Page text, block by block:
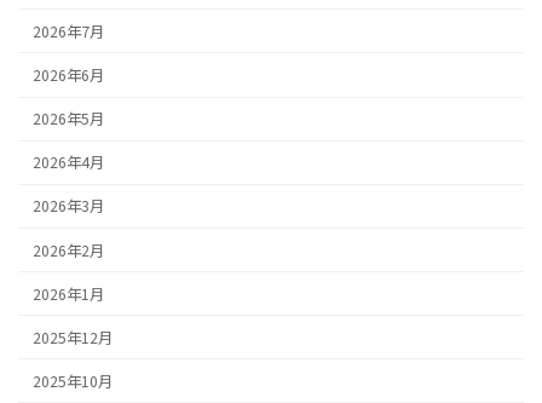
2026年7月
2026年6月
2026年5月
2026年4月
2026年3月
2026年2月
2026年1月
2025年12月
2025年10月